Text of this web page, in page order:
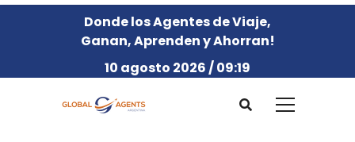
Donde los Agentes de Viaje,
Ganan, Aprenden y Ahorran!
10 agosto 2026 / 09:19